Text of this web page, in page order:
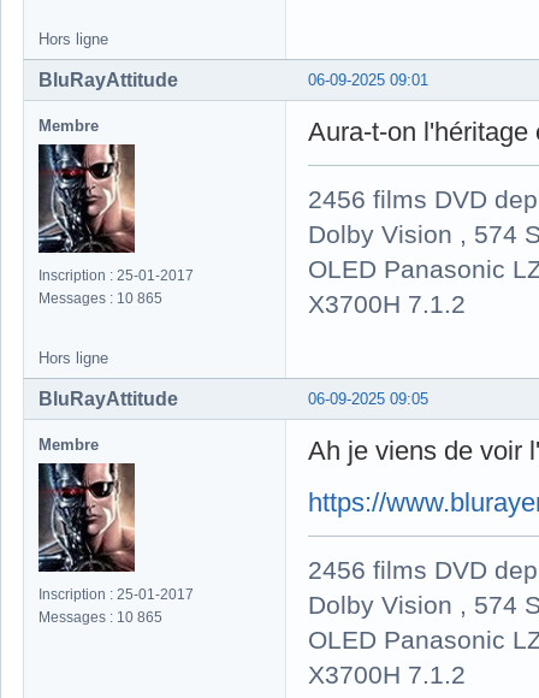
Hors ligne
06-09-2025 09:01
BluRayAttitude
Membre
Inscription : 25-01-2017
Messages : 10 865
Aura-t-on l'héritage
2456 films DVD
Dolby Vision , 574
OLED Panasonic
X3700H 7.1.2
Hors ligne
06-09-2025 09:05
BluRayAttitude
Membre
Inscription : 25-01-2017
Messages : 10 865
Ah je viens de voir
https://
2456 films DVD
Dolby Vision , 574
OLED Panasonic
X3700H 7.1.2